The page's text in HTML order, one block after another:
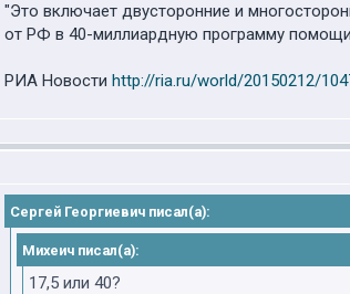
"Это включает двусторонние и
от РФ в 40-миллиардную программу
РИА Новости http://ria.ru/world/20150212/
Сергей Георгиевич писал(а):
Михеич писал(а):
17,5 или 40?